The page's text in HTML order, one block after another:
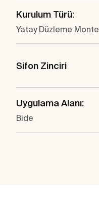
Kurulum Türü:
Yatay Düzleme Monte
Sifon Zinciri
Uygulama Alanı:
Bide